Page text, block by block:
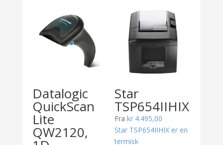
Datalogic
QuickScan
Lite
QW2120,
Star
TSP654IIHIX
Frakr 4.495,00
Star TSP654IIHIX er en
termisk